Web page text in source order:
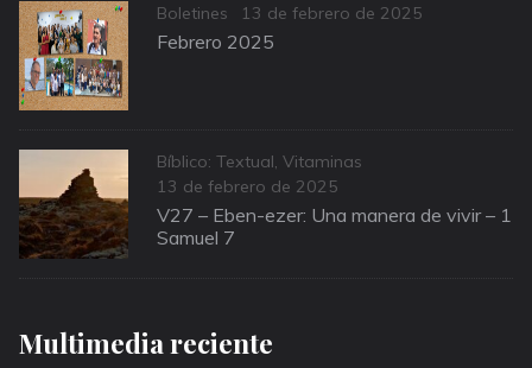
Categories
Boletines
Posted
on
13 de febrero de 2025
Febrero 2025
Categories
Bíblico: Textual, Vitaminas
Posted
on
13 de febrero de 2025
V27 – Eben-ezer: Una manera de vivir – 1
Samuel 7
Multimedia reciente